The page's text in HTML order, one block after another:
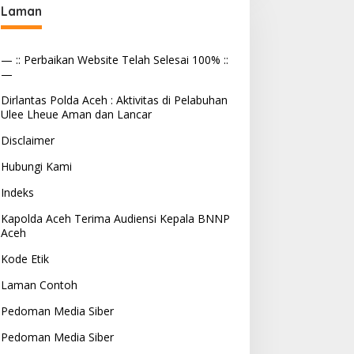
Laman
— :: Perbaikan Website Telah Selesai 100% ::
—
Dirlantas Polda Aceh : Aktivitas di Pelabuhan
Ulee Lheue Aman dan Lancar
Disclaimer
Hubungi Kami
Indeks
Kapolda Aceh Terima Audiensi Kepala BNNP
Aceh
Kode Etik
Laman Contoh
Pedoman Media Siber
Pedoman Media Siber